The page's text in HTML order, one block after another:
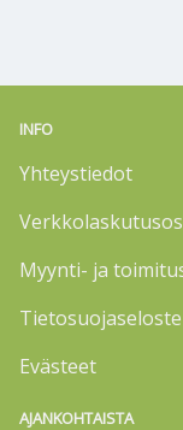
INFO
Yhteystiedot
Myynti- ja
Tietosuojaseloste
Evästeet
AJANKOHTAISTA